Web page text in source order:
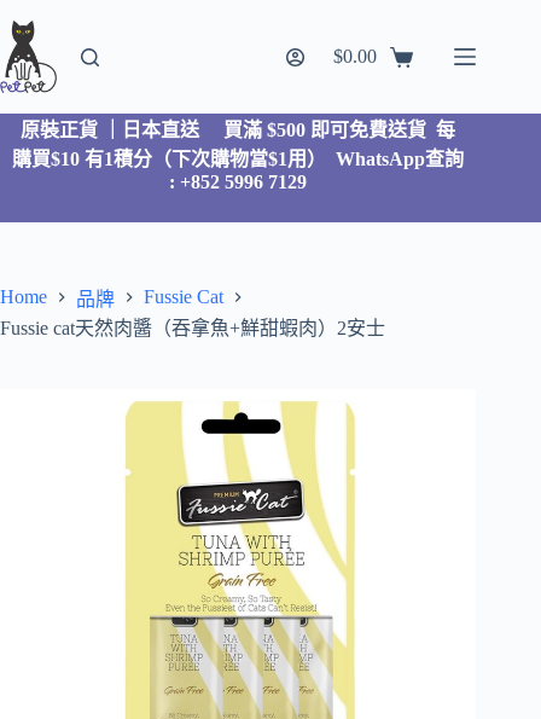
$0.00
原裝正貨 ｜日本直送
買滿 $500 即可免費送貨 每
購買$10 有1積分（下次購物當$1用）WhatsApp查詢
: +852 5996 7129
Home 品牌
Fussie Cat
Fussie cat天然肉醬（吞拿魚+鮮甜蝦肉）2安士